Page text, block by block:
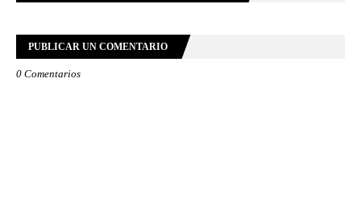
PUBLICAR UN COMENTARIO
0 Comentarios